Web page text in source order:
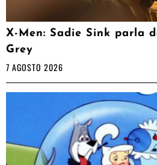
X-Men: Sadie Sink parla
Grey
7 AGOSTO 2026